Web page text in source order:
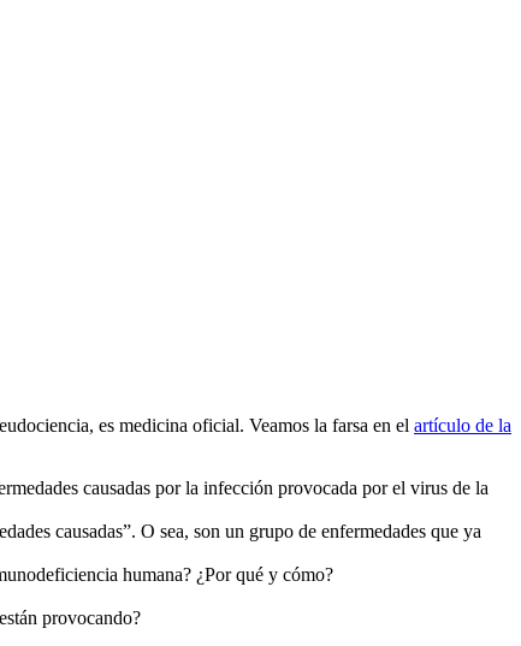
es medicina oficial. Veamos la farsa en el artículo de la
causadas por la infección provocada por el virus de la
causadas”. O sea, son un grupo de enfermedades que ya
humana? ¿Por qué y cómo?
provocando?